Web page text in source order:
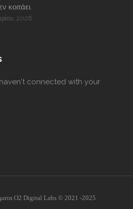
κοιτάει.
2026
connected with your
O2 Digital Labs © 2021 -2025